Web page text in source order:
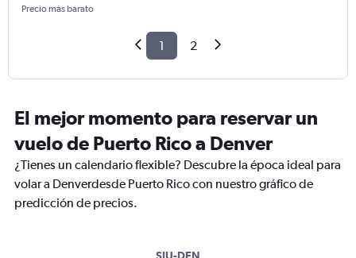
Precio más barato
1 2
El mejor momento para reservar un
vuelo de Puerto Rico a Denver
¿Tienes un calendario flexible? Descubre la época ideal para
volar a Denverdesde Puerto Rico con nuestro gráfico de
predicción de precios.